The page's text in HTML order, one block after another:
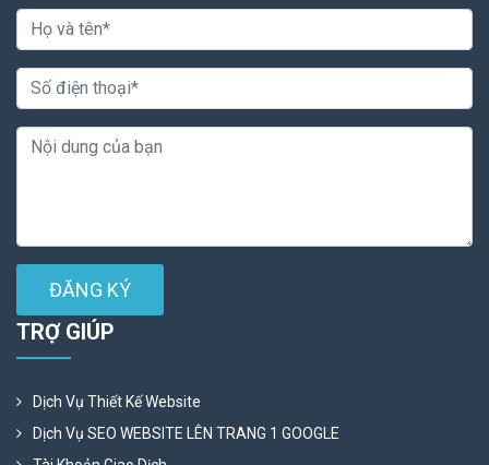
ĐĂNG KÝ
TRỢ GIÚP
Dịch Vụ Thiết Kế Website
Dịch Vụ SEO WEBSITE LÊN TRANG 1 GOOGLE